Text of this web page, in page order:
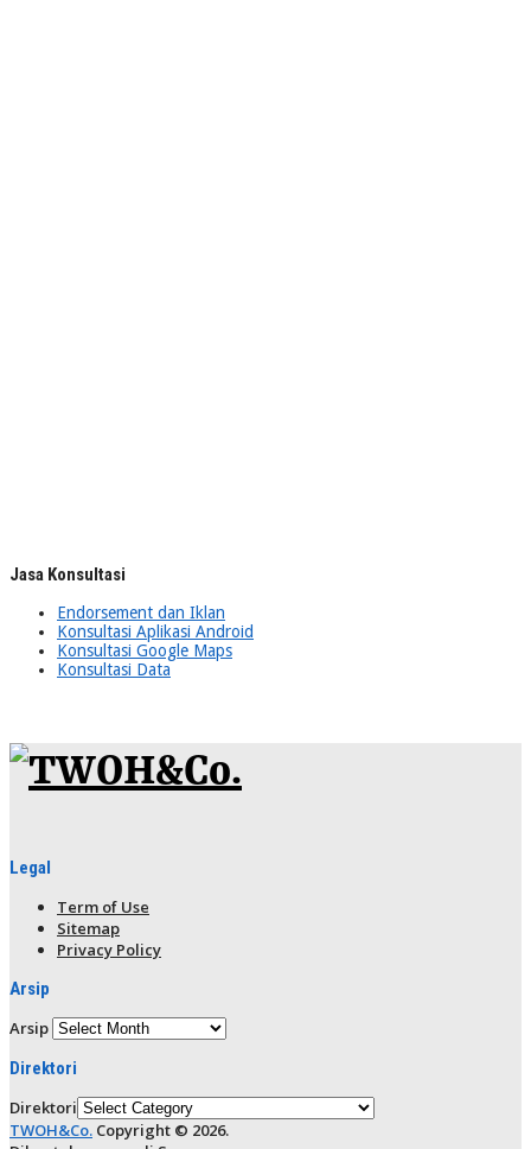
Jasa Konsultasi
Endorsement dan Iklan
Konsultasi Aplikasi Android
Konsultasi Google Maps
Konsultasi Data
Legal
Term of Use
Sitemap
Privacy Policy
Arsip
Arsip
Direktori
Direktori
TWOH&Co. Copyright © 2026.